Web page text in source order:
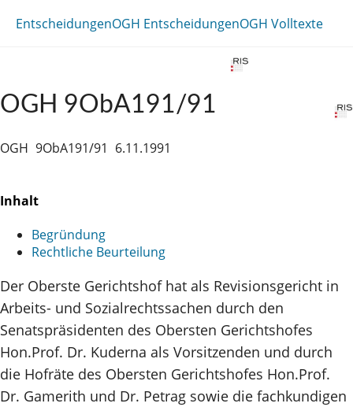
EntscheidungenOGH EntscheidungenOGH Volltexte
OGH 9ObA191/91
OGH 9ObA191/91 6.11.1991
Inhalt
Begründung
Rechtliche Beurteilung
Der Oberste Gerichtshof hat als Revisionsgericht in
Arbeits- und Sozialrechtssachen durch den
Senatspräsidenten des Obersten Gerichtshofes
Hon.Prof. Dr. Kuderna als Vorsitzenden und durch
die Hofräte des Obersten Gerichtshofes Hon.Prof.
Dr. Gamerith und Dr. Petrag sowie die fachkundigen